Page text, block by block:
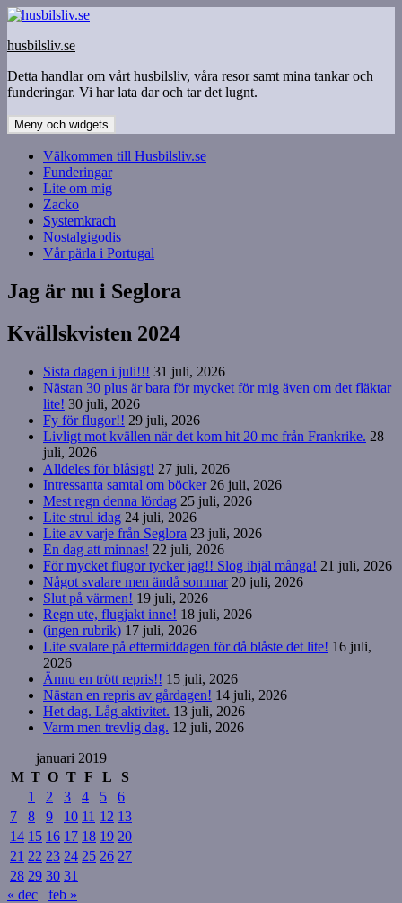
Hoppa
innehåll
husbilsliv.se
Detta handlar om vårt husbilsliv, våra resor samt mina tankar och
funderingar. Vi har lata dar och tar det lugnt.
Meny och widgets
Välkommen till Husbilsliv.se
Funderingar
Lite om mig
Zacko
Systemkrach
Nostalgigodis
Vår pärla i Portugal
Jag är nu i Seglora
Kvällskvisten 2024
Sista dagen i juli!!! 31 juli, 2026
Nästan 30 plus är bara för mycket för mig även om det fläktar
lite! 30 juli, 2026
Fy för flugor!! 29 juli, 2026
Livligt mot kvällen när det kom hit 20 mc från Frankrike. 28
juli, 2026
Alldeles för blåsigt! 27 juli, 2026
Intressanta samtal om böcker 26 juli, 2026
Mest regn denna lördag 25 juli, 2026
Lite strul idag 24 juli, 2026
Lite av varje från Seglora 23 juli, 2026
En dag att minnas! 22 juli, 2026
För mycket flugor tycker jag!! Slog ihjäl många! 21 juli, 2026
Något svalare men ändå sommar 20 juli, 2026
Slut på värmen! 19 juli, 2026
Regn ute, flugjakt inne! 18 juli, 2026
(ingen rubrik) 17 juli, 2026
Lite svalare på eftermiddagen för då blåste det lite! 16 juli,
2026
Ännu en trött repris!! 15 juli, 2026
Nästan en repris av gårdagen! 14 juli, 2026
Het dag. Låg aktivitet. 13 juli, 2026
Varm men trevlig dag. 12 juli, 2026
januari 2019
M T O T F L
S
1
2 3 4 5
6
7
8 9 10 11 12 13
14 15 16 17 18 19 20
21 22 23 24 25 26 27
28 29 30 31
« dec
feb »